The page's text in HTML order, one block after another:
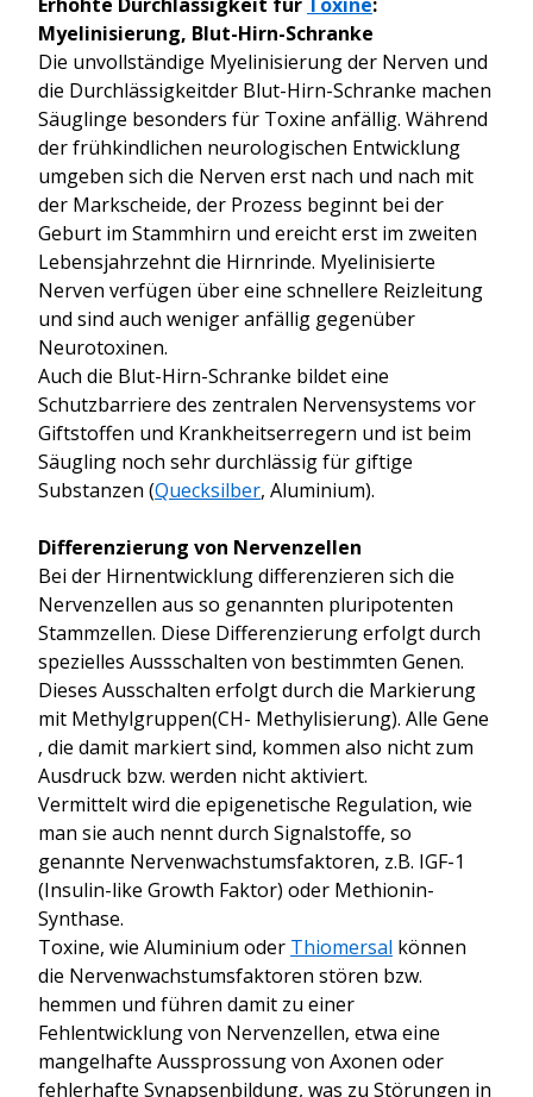
Myelinisierung, Blut-Hirn-Schranke
Die unvollständige Myelinisierung der Nerven und
die Durchlässigkeitder Blut-Hirn-Schranke machen
Säuglinge besonders für Toxine anfällig. Während
der frühkindlichen neurologischen Entwicklung
umgeben sich die Nerven erst nach und nach mit
der Markscheide, der Prozess beginnt bei der
Geburt im Stammhirn und ereicht erst im zweiten
Lebensjahrzehnt die Hirnrinde. Myelinisierte
Nerven verfügen über eine schnellere Reizleitung
und sind auch weniger anfällig gegenüber
Neurotoxinen.
Auch die Blut-Hirn-Schranke bildet eine
Schutzbarriere des zentralen Nervensystems vor
Giftstoffen und Krankheitserregern und ist beim
Säugling noch sehr durchlässig für giftige
Substanzen (Quecksilber, Aluminium).
Differenzierung von Nervenzellen
Bei der Hirnentwicklung differenzieren sich die
Nervenzellen aus so genannten pluripotenten
Stammzellen. Diese Differenzierung erfolgt durch
spezielles Aussschalten von bestimmten Genen.
Dieses Ausschalten erfolgt durch die Markierung
mit Methylgruppen(CH- Methylisierung). Alle Gene
, die damit markiert sind, kommen also nicht zum
Ausdruck bzw. werden nicht aktiviert.
Vermittelt wird die epigenetische Regulation, wie
man sie auch nennt durch Signalstoffe, so
genannte Nervenwachstumsfaktoren, z.B. IGF-1
(Insulin-like Growth Faktor) oder Methionin-
Synthase.
Toxine, wie Aluminium oder Thiomersal können
die Nervenwachstumsfaktoren stören bzw.
hemmen und führen damit zu einer
Fehlentwicklung von Nervenzellen, etwa eine
mangelhafte Aussprossung von Axonen oder
fehlerhafte Synapsenbildung, was zu Störungen in